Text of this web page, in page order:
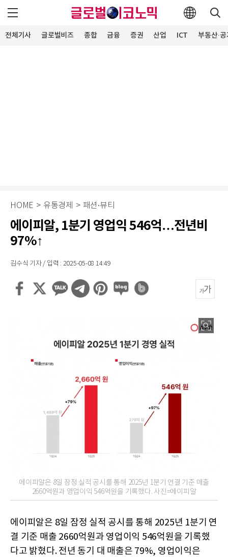
전체기사 글로벌비즈 종합 금융 증권 산업 ICT 부동산·
HOME > 유통경제 > 패션∙뷰티
에이피알, 1분기 영업익 546억…전년비
97%↑
김수식 기자 / 입력 : 2025-05-08 14:49
에이피알은 8일 잠정 실적 공시를 통해 2025년 1분기 연결 기준 매출
2660억원과 영업이익 546억원을 기록했다. 사진=에이피알
에이피알은 8일 잠정 실적 공시를 통해 2025년 1분기 연
결 기준 매출 2660억원과 영업이익 546억원을 기록했
다고 밝혔다. 전년 동기 대 매출은 79%, 영업이익은